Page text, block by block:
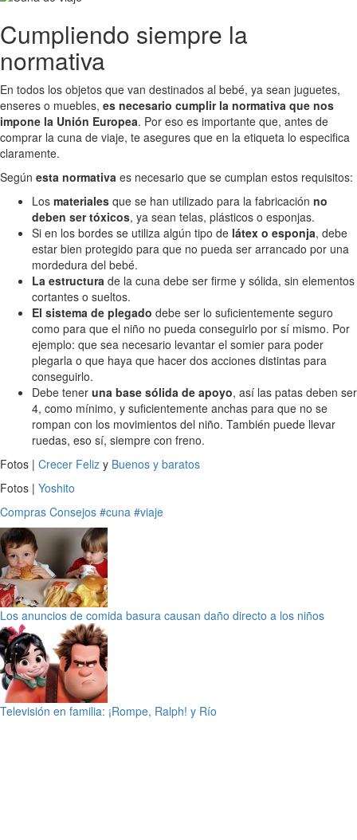
Cumpliendo siempre la
normativa
En todos los objetos que van destinados al bebé, ya sean juguetes,
enseres o muebles, es necesario cumplir la normativa que nos
impone la Unión Europea. Por eso es importante que, antes de
comprar la cuna de viaje, te asegures que en la etiqueta lo especifica
claramente.
Según esta normativa es necesario que se cumplan estos requisitos:
Los materiales que se han utilizado para la fabricación no
deben ser tóxicos, ya sean telas, plásticos o esponjas.
Si en los bordes se utiliza algún tipo de látex o esponja, debe
estar bien protegido para que no pueda ser arrancado por una
mordedura del bebé.
La estructura de la cuna debe ser firme y sólida, sin elementos
cortantes o sueltos.
El sistema de plegado debe ser lo suficientemente seguro
como para que el niño no pueda conseguirlo por sí mismo. Por
ejemplo: que sea necesario levantar el somier para poder
plegarla o que haya que hacer dos acciones distintas para
conseguirlo.
Debe tener una base sólida de apoyo, así las patas deben ser
4, como mínimo, y suficientemente anchas para que no se
rompan con los movimientos del niño. También puede llevar
ruedas, eso sí, siempre con freno.
Fotos | Crecer Feliz y Buenos y baratos
Fotos | Yoshito
Compras Consejos #cuna #viaje
Los anuncios de comida basura causan daño directo a los niños
Televisión en familia: ¡Rompe, Ralph! y Río